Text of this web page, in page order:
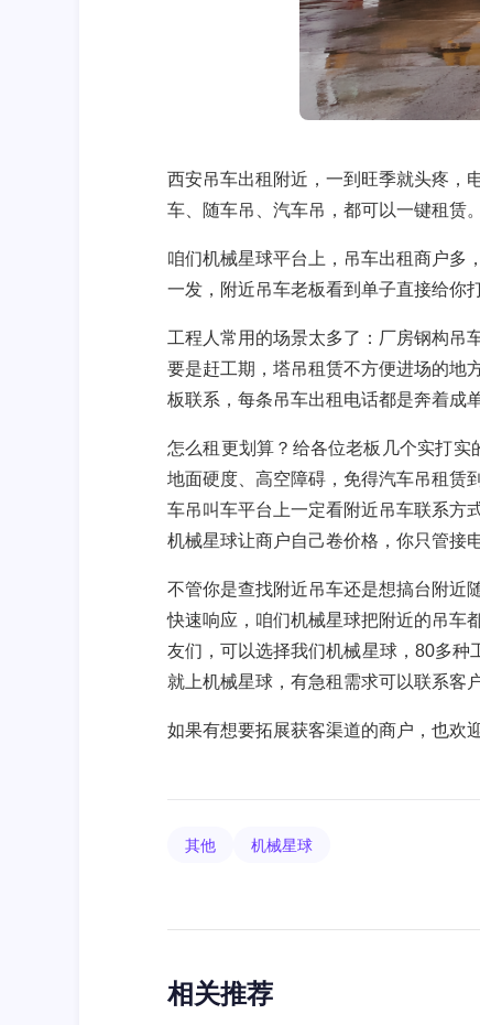
西安吊车出租附近 ，一到旺季就头疼，
车、随车吊、汽车吊，都可以一键租赁。
咱们机械星球平台上， 吊车出租商户多
一发， 附近吊车老板看到单子直接给你
工程人常用的场景太多了：厂房钢构吊
要是赶工期， 塔吊租赁不方便进场的地
板联系，每条吊车出租电话都是奔着成
怎么租更划算？给各位老板几个实打实
地面硬度、高空障碍，免得汽车吊租赁
车吊叫车平台 上一定看附近吊车联系方
机械星球让商户自己卷价格，你只管接
不管你是查找附近吊车还是想搞台 附近
快速响应，咱们机械星球把附近的吊车
友们，可以选择我们机械星球，80多种
就上机械星球，有急租需求可以联系客
如果有想要拓展获客渠道的商户，也欢
其他 机械星球
相关推荐